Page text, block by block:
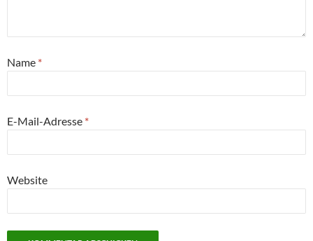
Name *
E-Mail-Adresse *
Website